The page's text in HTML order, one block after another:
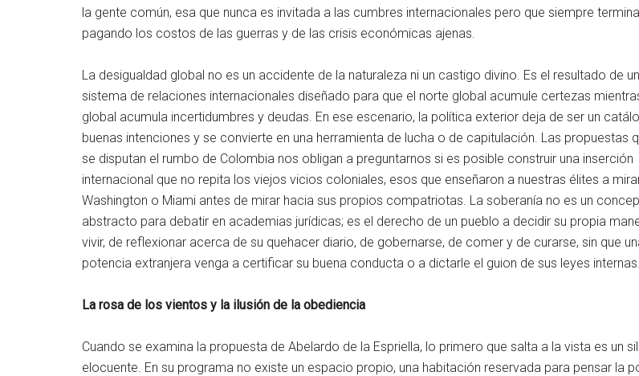
la gente común, esa que nunca es invitada a las cumbres internacionales pero que siempre termina
pagando los costos de las guerras y de las crisis económicas ajenas.
La desigualdad global no es un accidente de la naturaleza ni un castigo divino. Es el resultado de un
sistema de relaciones internacionales diseñado para que el norte global acumule certezas
global acumula incertidumbres y deudas. En ese escenario, la política exterior deja de ser un
buenas intenciones y se convierte en una herramienta de lucha o de capitulación. Las propuestas
se disputan el rumbo de Colombia nos obligan a preguntarnos si es posible construir una inserción
internacional que no repita los viejos vicios coloniales, esos que enseñaron a nuestras élites a
Washington o Miami antes de mirar hacia sus propios compatriotas. La soberanía no es un
abstracto para debatir en academias jurídicas; es el derecho de un pueblo a decidir su propia
vivir, de reflexionar acerca de su quehacer diario, de gobernarse, de comer y de curarse, sin que
potencia extranjera venga a certificar su buena conducta o a dictarle el guion de sus leyes internas.
La rosa de los vientos y la ilusión de la obediencia
Cuando se examina la propuesta de Abelardo de la Espriella, lo primero que salta a la vista es un
elocuente. En su programa no existe un espacio propio, una habitación reservada para pensar la